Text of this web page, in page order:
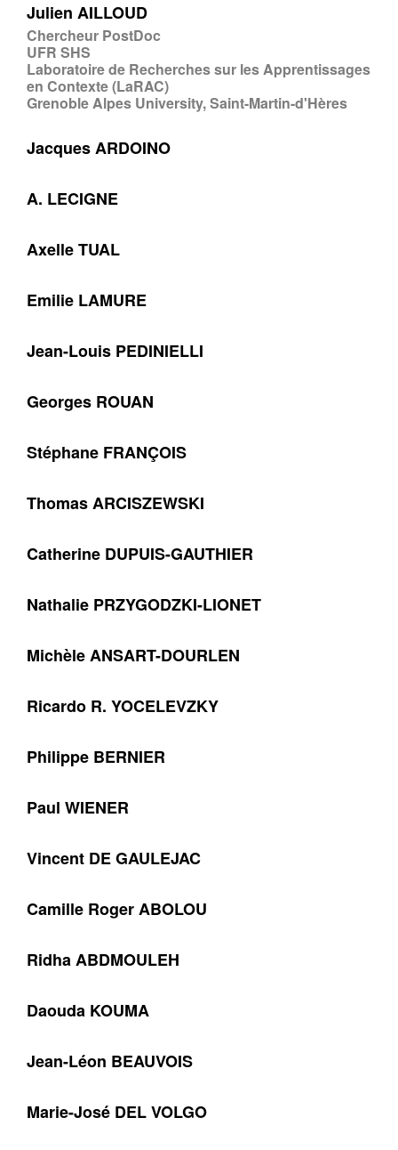
Julien AILLOUD
Chercheur PostDoc
UFR SHS
Laboratoire de Recherches sur les Apprentissages
en Contexte (LaRAC)
Grenoble Alpes University, Saint-Martin-d'Hères
Jacques ARDOINO
A. LECIGNE
Axelle TUAL
Emilie LAMURE
Jean-Louis PEDINIELLI
Georges ROUAN
Stéphane FRANÇOIS
Thomas ARCISZEWSKI
Catherine DUPUIS-GAUTHIER
Nathalie PRZYGODZKI-LIONET
Michèle ANSART-DOURLEN
Ricardo R. YOCELEVZKY
Philippe BERNIER
Paul WIENER
Vincent DE GAULEJAC
Camille Roger ABOLOU
Ridha ABDMOULEH
Daouda KOUMA
Jean-Léon BEAUVOIS
Marie-José DEL VOLGO